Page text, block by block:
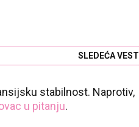
SLEDEĆA VEST
stabilnost. Naprotiv,
u pitanju.